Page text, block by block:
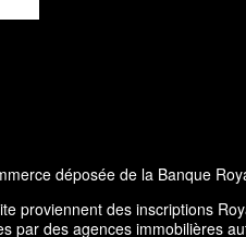
déposée de la Banque
proviennent des inscriptions
par des agences immobilières